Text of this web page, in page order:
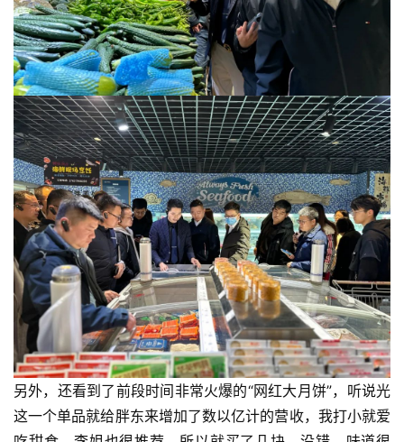
另外，还看到了前段时间非常火爆的“网红大月饼”，听说光
这一个单品就给胖东来增加了数以亿计的营收，我打小就爱